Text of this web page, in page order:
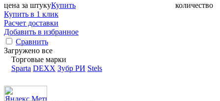
цена за штуку количество
Купить
Купить в 1 клик
Расчет доставки
Добавить в избранное
Сравнить
Загружено все
Торговые марки
Sparta DEXX Зубр РИ Stels